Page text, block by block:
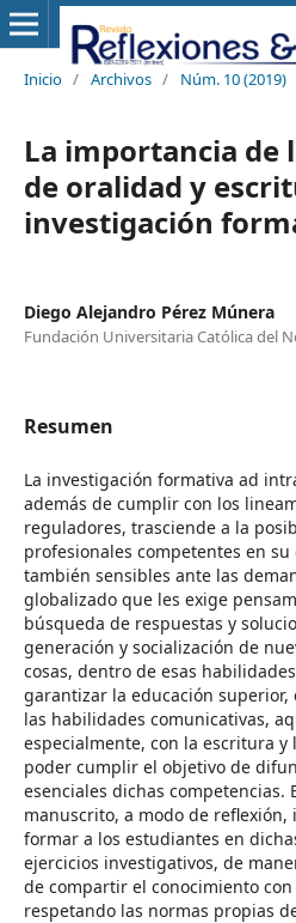
Inicio / Archivos / Núm. 10 (2019)
La importancia de
de oralidad y
investigación
Diego Alejandro Pérez Múnera
Fundación Universitaria Católica del
Resumen
La investigación formativa ad
además de cumplir con los
reguladores, trasciende a la
profesionales competentes en
también sensibles ante las
globalizado que les exige
búsqueda de respuestas y
generación y socialización de
cosas, dentro de esas
garantizar la educación
las habilidades comunicativas,
especialmente, con la escritura
poder cumplir el objetivo de
esenciales dichas competencias.
manuscrito, a modo de
formar a los estudiantes en
ejercicios investigativos, de
de compartir el conocimiento
respetando las normas propias